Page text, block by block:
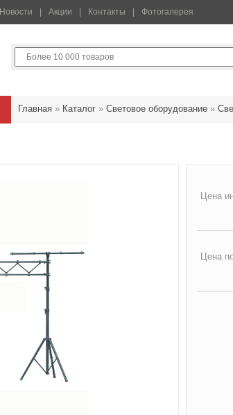
Новости Акции Контакты Фотогалерея
Главная » Каталог » Световое оборудование »
Цена
Цена